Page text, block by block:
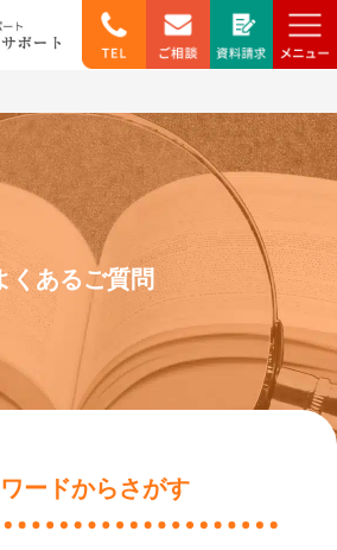
くあるご質問
ードからさがす